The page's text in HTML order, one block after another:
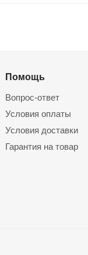
Помощь
Вопрос-ответ
Условия оплаты
Условия доставки
Гарантия на товар